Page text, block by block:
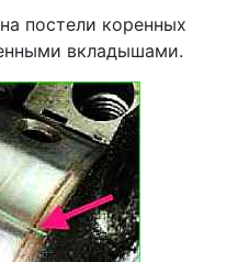
постели коренных
вкладышами.